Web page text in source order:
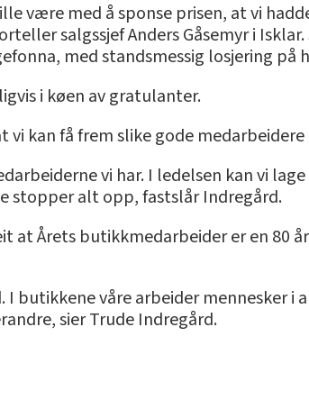
være med å sponse prisen, at vi
salgssjef Anders Gåsemyr i
med standsmessig losjering på
i køen av gratulanter.
kan få frem slike gode
vi har. I ledelsen kan vi
stopper alt opp, fastslår Indregård.
at Årets butikkmedarbeider er en 80
I butikkene våre arbeider mennesker
sier Trude Indregård.